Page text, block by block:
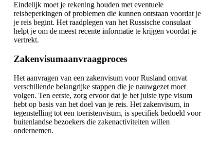
Eindelijk moet je rekening houden met eventuele
reisbeperkingen of problemen die kunnen ontstaan voordat je
je reis begint. Het raadplegen van het Russische consulaat
helpt je om de meest recente informatie te krijgen voordat je
vertrekt.
Zakenvisumaanvraagproces
Het aanvragen van een zakenvisum voor Rusland omvat
verschillende belangrijke stappen die je nauwgezet moet
volgen. Ten eerste, zorg ervoor dat je het juiste type visum
hebt op basis van het doel van je reis. Het zakenvisum, in
tegenstelling tot een toeristenvisum, is specifiek bedoeld voor
buitenlandse bezoekers die zakenactiviteiten willen
ondernemen.